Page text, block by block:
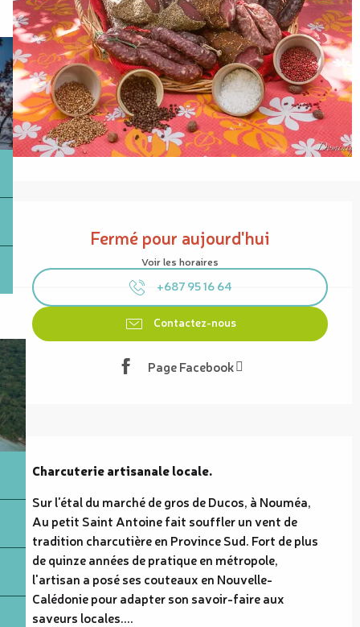
Fermé pour aujourd'hui
Voir les horaires
+687 95 16 64
Contactez-nous
Page Facebook
Description
Charcuterie artisanale locale.
Sur l'étal du marché de gros de Ducos, à Nouméa,
Au petit Saint Antoine fait souffler un vent de
tradition charcutière en Province Sud. Fort de plus
de quinze années de pratique en métropole,
l'artisan a posé ses couteaux en Nouvelle-
Calédonie pour adapter son savoir-faire aux
saveurs locales....